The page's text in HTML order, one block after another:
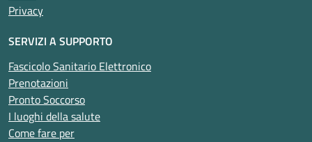
Privacy
SERVIZI A SUPPORTO
Fascicolo Sanitario Elettronico
Prenotazioni
Pronto Soccorso
I luoghi della salute
Come fare per